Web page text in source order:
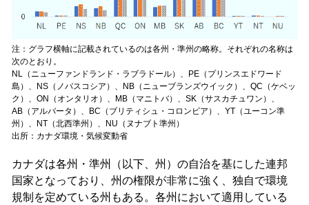
注：グラフ横軸に記載されているのは各州・準州の略称。それぞれの名称は
次のとおり。
NL（ニューファンドランド・ラブラドール）、PE（プリンスエドワード
島）、NS（ノバスコシア）、NB（ニューブランズウイック）、QC（ケベッ
ク）、ON（オンタリオ）、MB（マニトバ）、SK（サスカチュワン）、
AB（アルバータ）、BC（ブリティシュ・コロンビア）、YT（ユーコン準
州）、NT（北西準州）、NU（ヌナブト準州）
出所：カナダ環境・気候変動省
カナダは各州・準州（以下、州）の自治を基にした連邦
国家となっており、州の権限が非常に強く、独自で環境
規制を定めている州もある。各州において適用している